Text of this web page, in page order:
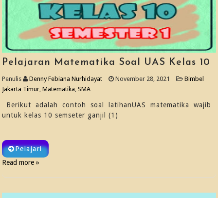
Pelajaran Matematika Soal UAS Kelas 10
Penulis Denny Febiana Nurhidayat November 28, 2021
Bimbel
Jakarta Timur,Matematika,SMA
Berikut adalah contoh soal latihanUAS matematika wajib
untuk kelas 10 semseter ganjil (1)
Pelajari
Read more »